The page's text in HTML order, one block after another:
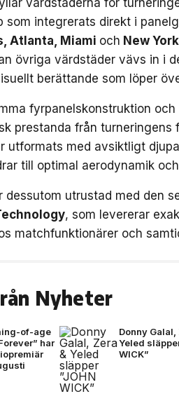
som integrerats direkt i
Atlanta, Miami och New
övriga värdstäder vävs in i
berättande som löper
fyrpanelskonstruktion
prestanda från
utformats med avsiktligt
till optimal aerodynamik
dessutom utrustad med den
, som levererar
matchfunktionärer och
Nyheter
of-age
har
Donny Galal,
Yeled
WICK”